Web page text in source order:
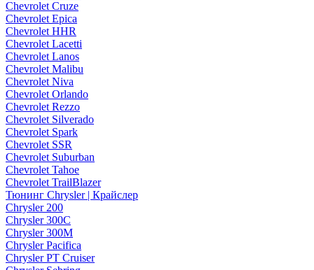
Chevrolet Cruze
Chevrolet Epica
Chevrolet HHR
Chevrolet Lacetti
Chevrolet Lanos
Chevrolet Malibu
Chevrolet Niva
Chevrolet Orlando
Chevrolet Rezzo
Chevrolet Silverado
Chevrolet Spark
Chevrolet SSR
Chevrolet Suburban
Chevrolet Tahoe
Chevrolet TrailBlazer
Тюнинг Chrysler | Крайслер
Chrysler 200
Chrysler 300C
Chrysler 300M
Chrysler Pacifica
Chrysler PT Cruiser